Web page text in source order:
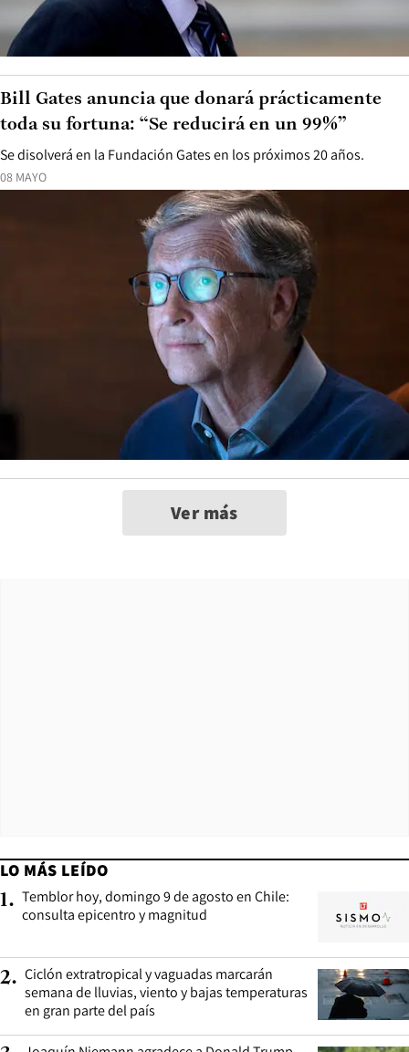
08 MAYO
Se disolverá en la Fundación Gates en los próximos 20 años.
Bill Gates anuncia que donará prácticamente
toda su fortuna: “Se reducirá en un 99%”
Ver más
LO MÁS LEÍDO
1. Temblor hoy, domingo 9 de agosto en Chile:
consulta epicentro y magnitud
2. Ciclón extratropical y vaguadas marcarán
semana de lluvias, viento y bajas temperaturas
en gran parte del país